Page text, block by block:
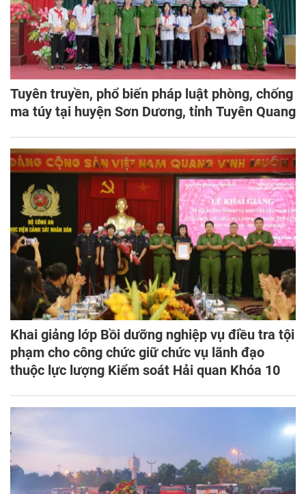
Tuyên truyền, phổ biến pháp luật phòng, chống
ma túy tại huyện Sơn Dương, tỉnh Tuyên Quang
Khai giảng lớp Bồi dưỡng nghiệp vụ điều tra tội
phạm cho công chức giữ chức vụ lãnh đạo
thuộc lực lượng Kiểm soát Hải quan Khóa 10